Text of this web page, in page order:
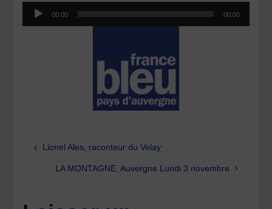
Lecteur
audio
00:00 00:00
Lionel Ales, raconteur du Velay
LA MONTAGNE. Auvergne Lundi 3 novembre